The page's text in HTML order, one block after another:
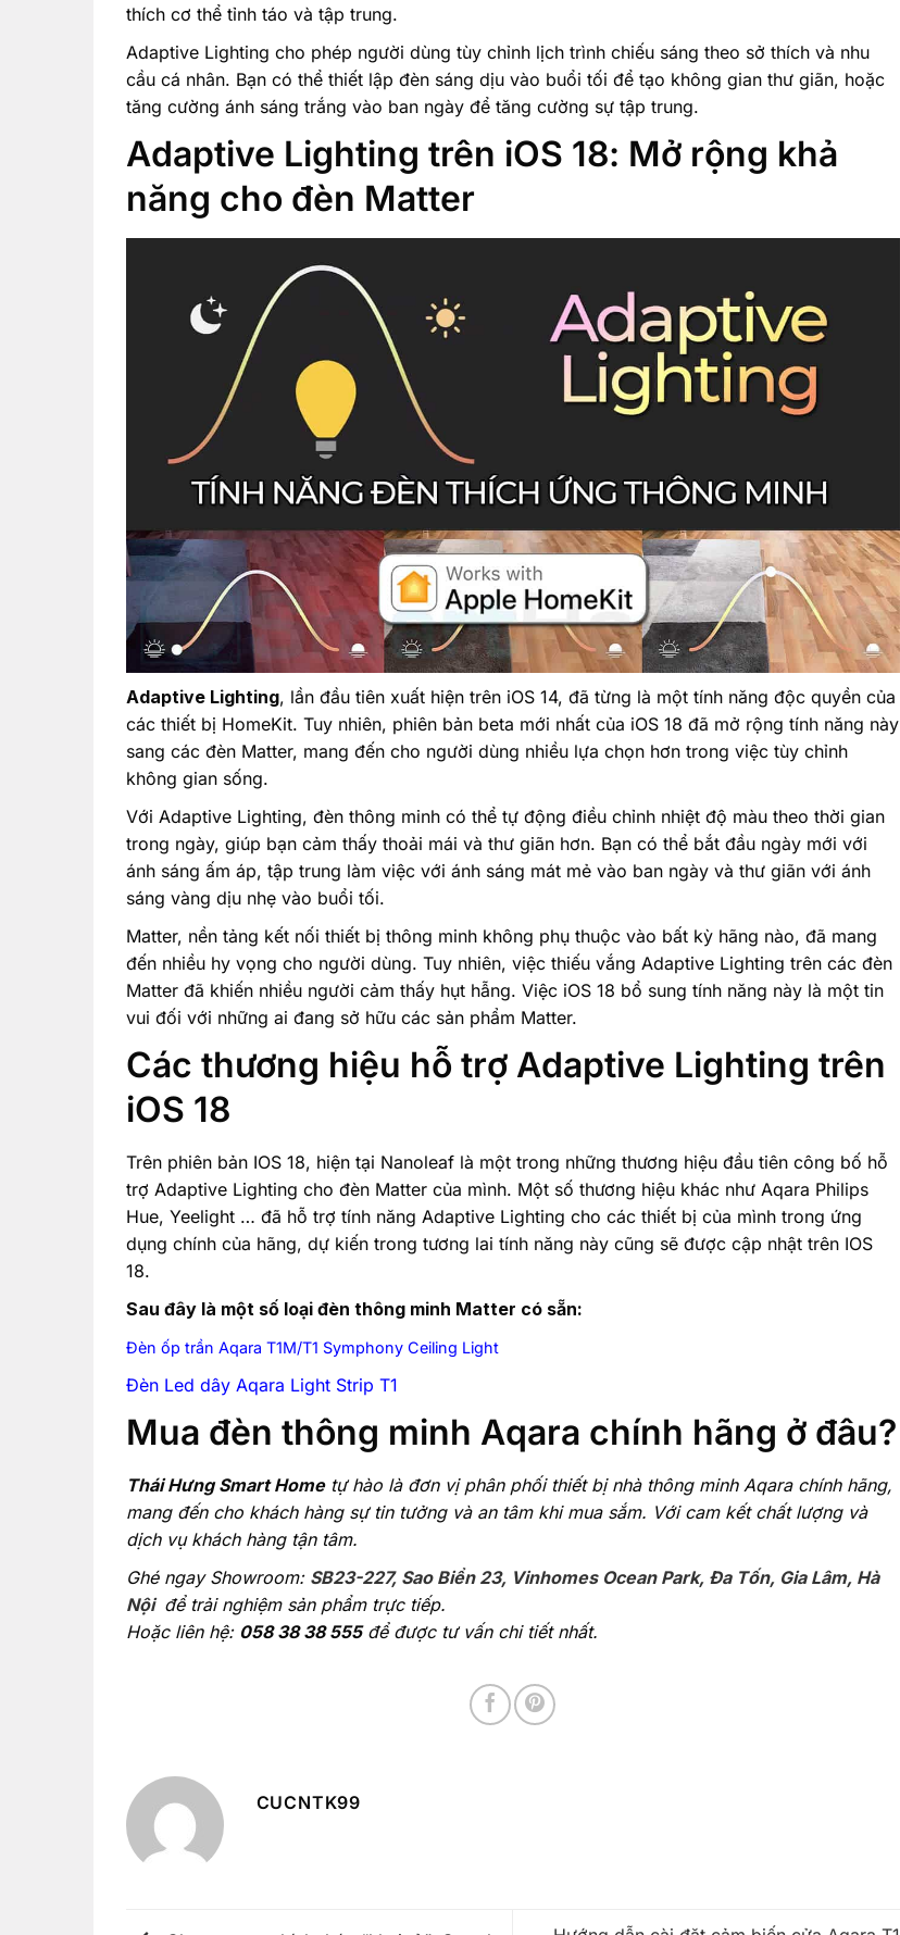
thích cơ thể tỉnh táo và tập trung.
Adaptive Lighting cho phép người dùng tùy chỉnh lịch trình chiếu sáng theo sở thích và nhu
cầu cá nhân. Bạn có thể thiết lập đèn sáng dịu vào buổi tối để tạo không gian thư giãn, hoặc
tăng cường ánh sáng trắng vào ban ngày để tăng cường sự tập trung.
Adaptive Lighting trên iOS 18: Mở rộng khả
năng cho đèn Matter
Adaptive Lighting, lần đầu tiên xuất hiện trên iOS 14, đã từng là một tính năng độc quyền của
các thiết bị HomeKit. Tuy nhiên, phiên bản beta mới nhất của iOS 18 đã mở rộng tính năng này
sang các đèn Matter, mang đến cho người dùng nhiều lựa chọn hơn trong việc tùy chỉnh
không gian sống.
Với Adaptive Lighting, đèn thông minh có thể tự động điều chỉnh nhiệt độ màu theo thời gian
trong ngày, giúp bạn cảm thấy thoải mái và thư giãn hơn. Bạn có thể bắt đầu ngày mới với
ánh sáng ấm áp, tập trung làm việc với ánh sáng mát mẻ vào ban ngày và thư giãn với ánh
sáng vàng dịu nhẹ vào buổi tối.
Matter, nền tảng kết nối thiết bị thông minh không phụ thuộc vào bất kỳ hãng nào, đã mang
đến nhiều hy vọng cho người dùng. Tuy nhiên, việc thiếu vắng Adaptive Lighting trên các đèn
Matter đã khiến nhiều người cảm thấy hụt hẫng. Việc iOS 18 bổ sung tính năng này là một tin
vui đối với những ai đang sở hữu các sản phẩm Matter.
Các thương hiệu hỗ trợ Adaptive Lighting trên
iOS 18
Trên phiên bản IOS 18, hiện tại Nanoleaf là một trong những thương hiệu đầu tiên công bố hỗ
trợ Adaptive Lighting cho đèn Matter của mình. Một số thương hiệu khác như Aqara Philips
Hue, Yeelight … đã hỗ trợ tính năng Adaptive Lighting cho các thiết bị của mình trong ứng
dụng chính của hãng, dự kiến trong tương lai tính năng này cũng sẽ được cập nhật trên IOS
18.
Sau đây là một số loại đèn thông minh Matter có sẵn:
Đèn ốp trần Aqara T1M/T1 Symphony Ceiling Light
Đèn Led dây Aqara Light Strip T1
Mua đèn thông minh Aqara chính hãng ở đâu?
Thái Hưng Smart Hometự hào là đơn vị phân phối thiết bị nhà thông minh Aqara chính hãng,
mang đến cho khách hàng sự tin tưởng và an tâm khi mua sắm. Với cam kết chất lượng và
dịch vụ khách hàng tận tâm.
Ghé ngay Showroom: SB23-227, Sao Biển 23, Vinhomes Ocean Park, Đa Tốn, Gia Lâm, Hà
Nội để trải nghiệm sản phẩm trực tiếp.
Hoặc liên hệ: 058 38 38 555để được tư vấn chi tiết nhất.
CUCNTK99